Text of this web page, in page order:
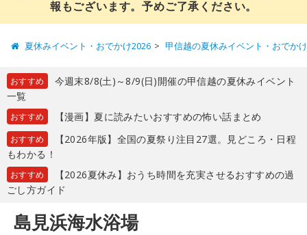
報もございます。予めご了承ください。
夏休みイベント・おでかけ2026 甲信越の夏休みイベント・おでか
おすすめ
今週末8/8(土)～8/9(日)開催の甲信越の夏休みイベント
一覧
おすすめ 【漫画】夏に読みたいおすすめの怖い話まとめ
おすすめ
【2026年版】全国の夏祭り注目27選。見どころ・日程
もわかる！
おすすめ
【2026夏休み】おうち時間を充実させるおすすめの過
ごし方ガイド
島見浜海水浴場